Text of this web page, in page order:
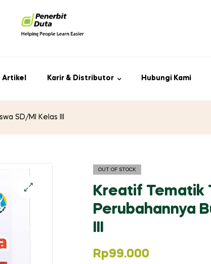
Artikel Karir & Distributor Hubungi Kami
SD/MI Kelas III
OUT OF STOCK
Kreatif Tematik
Perubahannya
III
Rp99.000